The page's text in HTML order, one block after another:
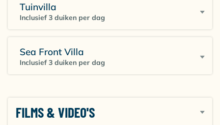
zorgen voor een goede nachtrust voor weer een
nieuwe dag vol geweldige duiken.
Tuinvilla
Inclusief 3 duiken per dag
Sea Front Villa
Inclusief 3 duiken per dag
FILMS & VIDEO'S